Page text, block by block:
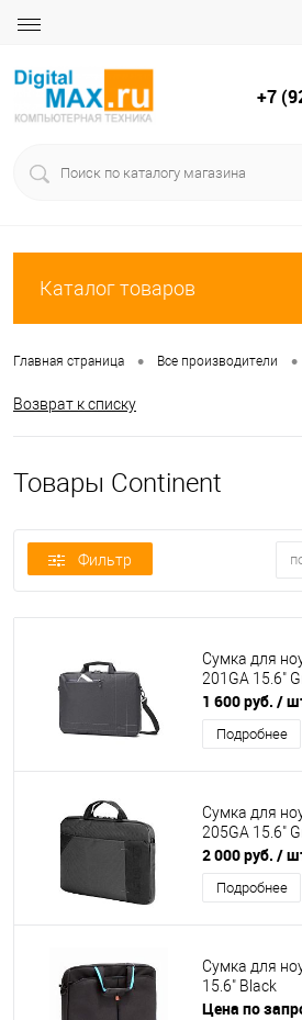
+7
Каталог товаров
Главная страница • Все производители •
Возврат к списку
Товары Continent
Фильтр
Сумка для
201GA 15.6"
1 600 руб. /
Подробнее
Сумка для
205GA 15.6"
2 000 руб. /
Подробнее
Сумка для
15.6" Black
Цена по